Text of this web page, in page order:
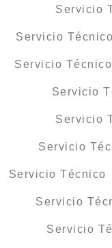
Servicio
Servicio
Servicio
Servicio
Servicio
Servicio
Servicio
Servicio
Servicio